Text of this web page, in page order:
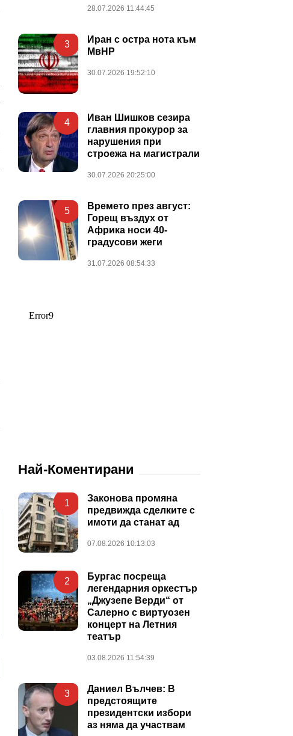
28.07.2026 11:44:45
3
Иран с остра нота към
МвНР
30.07.2026 19:52:10
4
Иван Шишков сезира
главния прокурор за
нарушения при
строежа на магистрали
30.07.2026 20:25:00
5
Времето през август:
Горещ въздух от
Африка носи 40-
градусови жеги
31.07.2026 08:54:33
Най-Коментирани
1
Законова промяна
предвижда сделките с
имоти да станат ад
07.08.2026 10:13:03
2
Бургас посреща
легендарния оркестър
„Джузепе Верди“ от
Салерно с виртуозен
концерт на Летния
театър
03.08.2026 11:54:39
3
Даниел Вълчев: В
предстоящите
президентски избори
аз няма да участвам